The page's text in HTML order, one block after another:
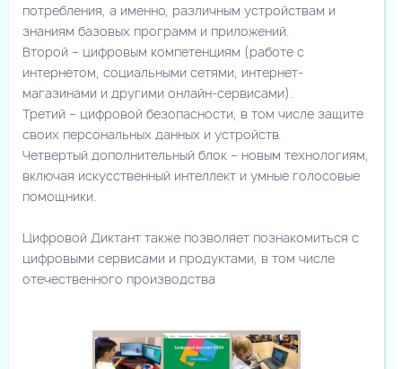
потребления, а именно, различным устройствам и
знаниям базовых программ и приложений.
Второй – цифровым компетенциям (работе с
интернетом, социальными сетями, интернет-
магазинами и другими онлайн-сервисами).
Третий – цифровой безопасности, в том числе защите
своих персональных данных и устройств.
Четвертый дополнительный блок – новым технологиям,
включая искусственный интеллект и умные голосовые
помощники.
Цифровой Диктант также позволяет познакомиться с
цифровыми сервисами и продуктами, в том числе
отечественного производства